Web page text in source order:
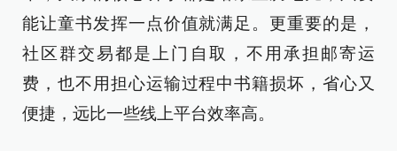
能让童书发挥一点价值就满足。更重要的是，
社区群交易都是上门自取，不用承担邮寄运
费，也不用担心运输过程中书籍损坏，省心又
便捷，远比一些线上平台效率高。